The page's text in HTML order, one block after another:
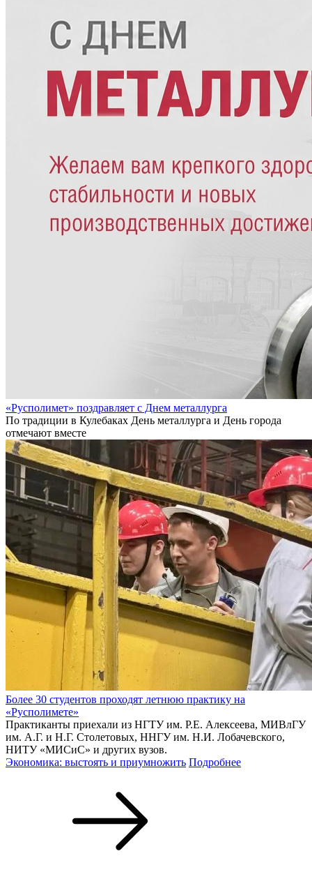
«Русполимет» поздравляет с Днем металлурга
По традиции в Кулебаках День металлурга и День города
отмечают вместе
Более 30 студентов проходят летнюю практику на
«Русполимете»
Практиканты приехали из НГТУ им. Р.Е. Алексеева, МИВлГУ
им. А.Г. и Н.Г. Столетовых, ННГУ им. Н.И. Лобачевского,
НИТУ «МИСиС» и других вузов.
Экономика: выстоять и приумножить Подробнее